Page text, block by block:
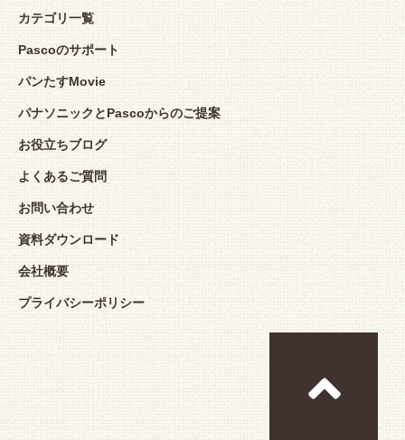
カテゴリ一覧
Pascoのサポート
パンたすMovie
パナソニックとPascoからのご提案
お役立ちブログ
よくあるご質問
お問い合わせ
資料ダウンロード
会社概要
プライバシーポリシー